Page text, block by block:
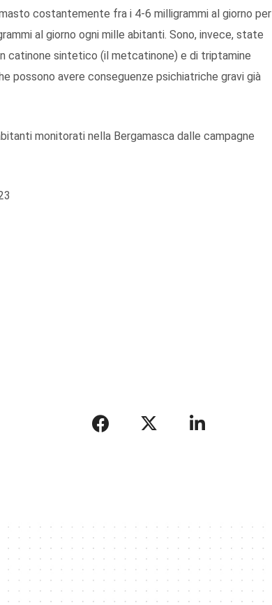
costantemente fra i 4-6 milligrammi al giorno per
al giorno ogni mille abitanti. Sono, invece, state
catinone sintetico (il metcatinone) e di triptamine
possono avere conseguenze psichiatriche gravi già
monitorati nella Bergamasca dalle campagne